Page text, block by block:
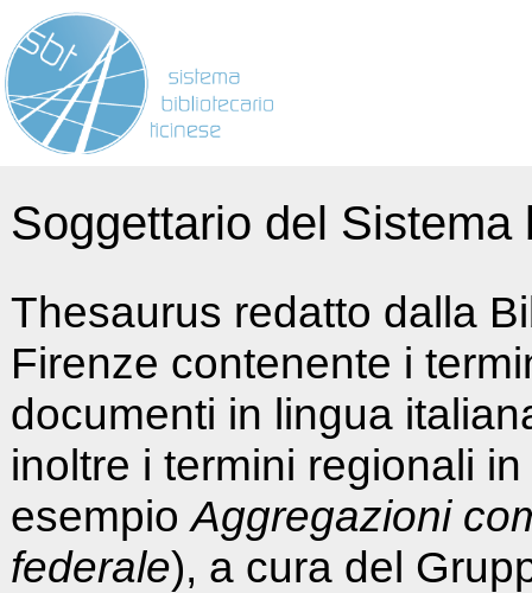
Soggettario del
Thesaurus redatto dalla
Firenze contenente i
documenti in lingua
inoltre i termini regionali
esempioAggregazioni
federale), a cura del